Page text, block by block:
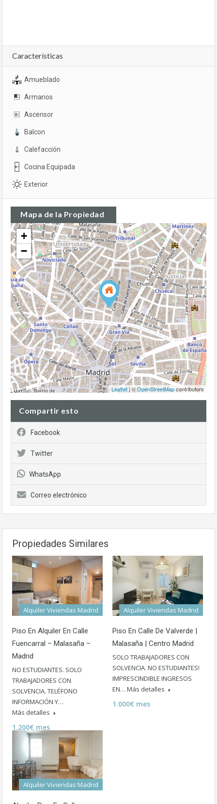
Características
Amueblado
Armarios
Ascensor
Balcon
Calefacción
Cocina Equipada
Exterior
Mapa de la Propiedad
+
−
Leaflet| ©OpenStreetMapcontributors
Compartir esto
Facebook
Twitter
WhatsApp
Correo electrónico
Propiedades Similares
Alquiler Viviendas Madrid
Piso En Alquiler En Calle
Fuencarral – Malasaña –
Madrid
NO ESTUDIANTES. SOLO
TRABAJADORES CON
SOLVENCIA. TELÉFONO
INFORMACIÓN Y…
Más detalles
1.200€ mes
Alquiler Viviendas Madrid
Piso En Calle De Valverde |
Malasaña | Centro Madrid
SOLO TRABAJADORES CON
SOLVENCIA. NO ESTUDIANTES!
IMPRESCINDIBLE INGRESOS
EN… Más detalles
1.000€ mes
Alquiler Viviendas Madrid